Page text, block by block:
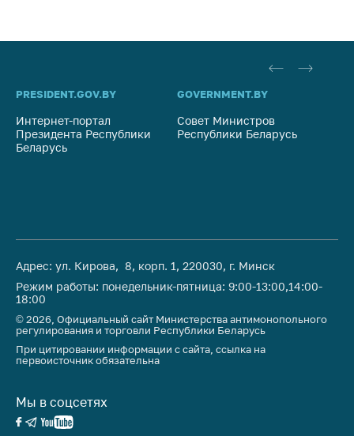
законодательства
обсуждение
проектов
ведения бизнеса
Рекомендации по
предотвращению
распространения
COVID-19 для
субъектов торговли,
общественного
питания, бытового
Обучение по
вопросам
PRESIDENT.GOV.BY
Интернет-портал
Президента Республики
Беларусь
GOVERNMENT.BY
Совет Министров
Республики Беларусь
Адрес: ул. Кирова, 8, корп. 1, 220030, г. Минск
Режим работы: понедельник-пятница: 9:00-13:00,14:00-
18:00
© 2026, Официальный сайт Министерства антимонопольного
регулирования и торговли Республики Беларусь
При цитировании информации с сайта, ссылка на
первоисточник обязательна
Мы в соцсетях